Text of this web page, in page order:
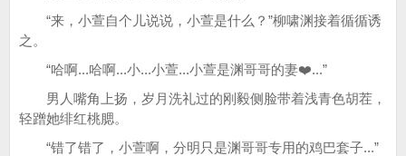
“来，小萱自个儿说说，小萱是什么？”柳啸渊接着循循诱
之。
“哈啊...哈啊...小...小萱...小萱是渊哥哥的妻❤️...”
男人嘴角上扬，岁月洗礼过的刚毅侧脸带着浅青色胡茬，
轻蹭她绯红桃腮。
“错了错了，小萱啊，分明只是渊哥哥专用的鸡巴套子...”